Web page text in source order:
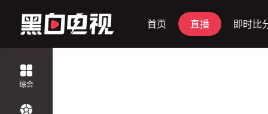
首页 直播 即时比
综合